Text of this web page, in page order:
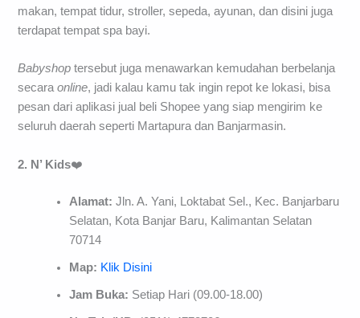
makan, tempat tidur, stroller, sepeda, ayunan, dan disini juga
terdapat tempat spa bayi.
Babyshop tersebut juga menawarkan kemudahan berbelanja
secaraonline, jadi kalau kamu tak ingin repot ke lokasi, bisa
pesan dari aplikasi jual beli Shopee yang siap mengirim ke
seluruh daerah seperti Martapura dan Banjarmasin.
2. N’ Kids❤️
Alamat:Jln. A. Yani, Loktabat Sel., Kec. Banjarbaru
Selatan, Kota Banjar Baru, Kalimantan Selatan
70714
Map: Klik Disini
Jam Buka: Setiap Hari (09.00-18.00)